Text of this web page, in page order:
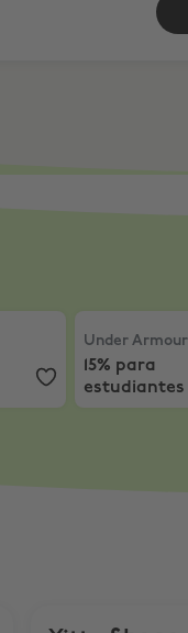
Under Armour
15% para
estudiantes